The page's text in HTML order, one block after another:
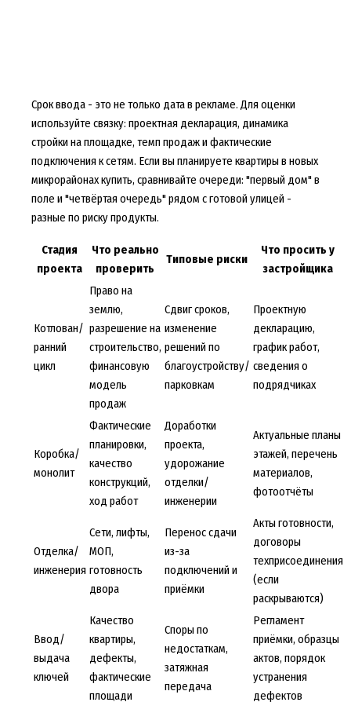
Срок ввода - это не только дата в рекламе. Для оценки
используйте связку: проектная декларация, динамика
стройки на площадке, темп продаж и фактические
подключения к сетям. Если вы планируете квартиры в новых
микрорайонах купить, сравнивайте очереди: "первый дом" в
поле и "четвёртая очередь" рядом с готовой улицей -
разные по риску продукты.
Стадия
проекта
Что реально
проверить
Типовые риски
Что просить у
застройщика
Котлован/
ранний
цикл
Право на
землю,
разрешение на
строительство,
финансовую
модель
продаж
Сдвиг сроков,
изменение
решений по
благоустройству/
парковкам
Проектную
декларацию,
график работ,
сведения о
подрядчиках
Коробка/
монолит
Фактические
планировки,
качество
конструкций,
ход работ
Доработки
проекта,
удорожание
отделки/
инженерии
Актуальные планы
этажей, перечень
материалов,
фотоотчёты
Отделка/
инженерия
Сети, лифты,
МОП,
готовность
двора
Перенос сдачи
из-за
подключений и
приёмки
Акты готовности,
договоры
техприсоединения
(если
раскрываются)
Ввод/
выдача
ключей
Качество
квартиры,
дефекты,
фактические
площади
Споры по
недостаткам,
затяжная
передача
Регламент
приёмки, образцы
актов, порядок
устранения
дефектов